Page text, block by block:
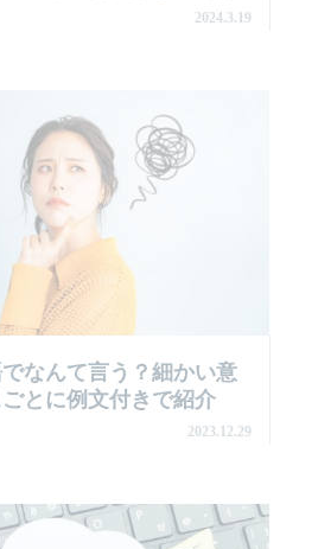
2024.3.19
でなんて言う？細かい意
とに例文付きで紹介
2023.12.29